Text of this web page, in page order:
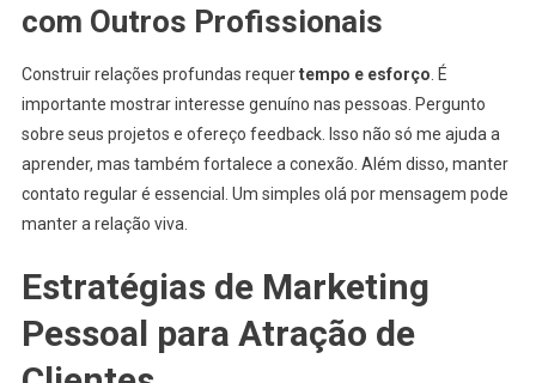
com Outros Profissionais
Construir relações profundas requertempo e esforço. É
importante mostrar interesse genuíno nas pessoas. Pergunto
sobre seus projetos e ofereço feedback. Isso não só me ajuda a
aprender, mas também fortalece a conexão. Além disso, manter
contato regular é essencial. Um simples olá por mensagem pode
manter a relação viva.
Estratégias de Marketing
Pessoal para Atração de